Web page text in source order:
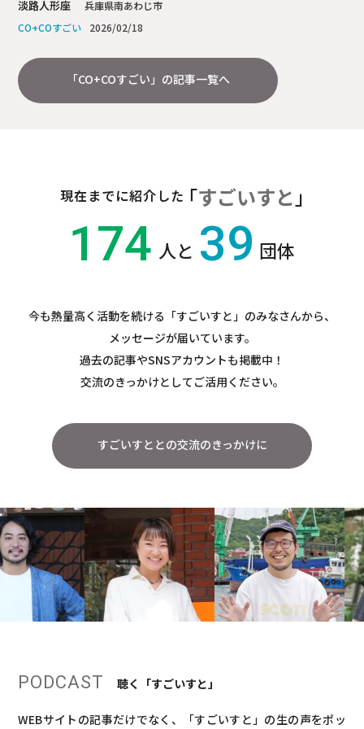
淡路人形座
兵庫県南あわじ市
2026/02/18
「CO+COすごい」の記事一覧へ
現在までに紹介した「すごいすと 」
174 人と 39 団体
今も熱量高く活動を続ける 「すごいすと」のみなさんから、
メッセージが届いています。
過去の記事やSNSアカウントも掲載中！
交流のきっかけとしてご活用ください。
すごいすととの交流のきっかけに
PODCAST 聴く「すごいすと」
WEBサイトの記事だけでなく、「すごいすと」の生の声をポッ